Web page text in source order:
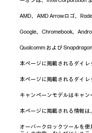
AMD、AMD Arrowロゴ、
Google、Chromebook、
Qualcomm および
本ページに掲載されるダイレ
本ページに掲載されるダイレ
キャンペーンモデルはキャ
本ページに掲載される情報は
オーバークロックツールを使